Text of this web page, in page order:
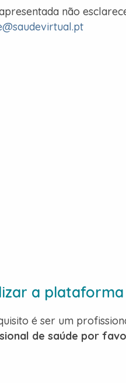
não
a plataforma
é ser um
de saúde por